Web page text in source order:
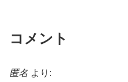
コメント
匿名 より: